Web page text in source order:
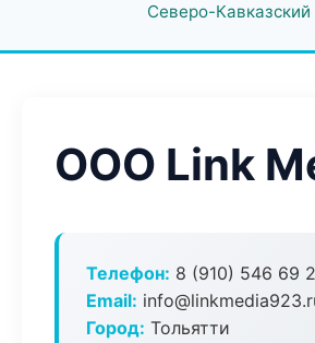
Северо-
ООО Link
Телефон: 8 (910) 546 69
Email:
Город: Тольятти